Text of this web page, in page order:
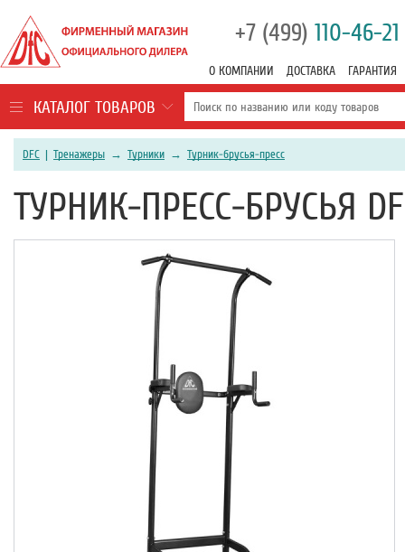
+7 (499) 110-46-21
О КОМПАНИИ ДОСТАВКА ГАРАНТИЯ
КАТАЛОГ ТОВАРОВ
DFC | Тренажеры → Турники → Турник-брусья-пресс
ТУРНИК-ПРЕСС-БРУСЬЯ